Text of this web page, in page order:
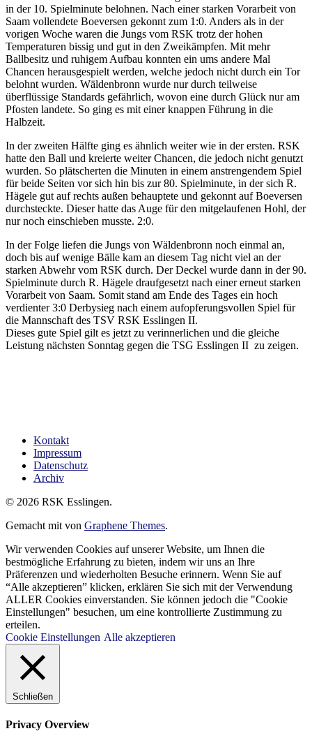
in der 10. Spielminute belohnen. Nach einer starken Vorarbeit von
Saam vollendete Boeversen gekonnt zum 1:0. Anders als in der
vorigen Woche waren die Jungs vom RSK trotz der hohen
Temperaturen bissig und gut in den Zweikämpfen. Mit mehr
Ballbesitz und ruhigem Aufbau konnten ein ums andere Mal
Chancen herausgespielt werden, welche jedoch nicht durch ein Tor
belohnt wurden. Wäldenbronn wurde nur durch teilweise
überflüssige Standards gefährlich, wovon eine durch Glück nur am
Pfosten landete. So ging es mit einer knappen Führung in die
Halbzeit.
In der zweiten Hälfte ging es ähnlich weiter wie in der ersten. RSK
hatte den Ball und kreierte weiter Chancen, die jedoch nicht genutzt
wurden. So plätscherten die Minuten in einem anstrengendem Spiel
für beide Seiten vor sich hin bis zur 80. Spielminute, in der sich R.
Hägele gut auf rechts außen behauptete und gekonnt auf Boeversen
durchsteckte. Dieser hatte das Auge für den mitgelaufenen Hohl, der
nur noch einschieben musste. 2:0.
In der Folge liefen die Jungs von Wäldenbronn noch einmal an,
doch bis auf wenige Bälle kam an diesem Tag nicht viel an der
starken Abwehr vom RSK durch. Der Deckel wurde dann in der 90.
Spielminute durch R. Hägele draufgesetzt nach einer erneut starken
Vorarbeit von Saam. Somit stand am Ende des Tages ein hoch
verdienter 3:0 Derbysieg nach einem aufopferungsvollen Spiel für
die Mannschaft des TSV RSK Esslingen II.
Dieses gute Spiel gilt es jetzt zu verinnerlichen und die gleiche
Leistung nächsten Sonntag gegen die TSG Esslingen II zu zeigen.
Kontakt
Impressum
Datenschutz
Archiv
© 2026 RSK Esslingen.
Gemacht mit von Graphene Themes.
Wir verwenden Cookies auf unserer Website, um Ihnen die
bestmögliche Erfahrung zu bieten, indem wir uns an Ihre
Präferenzen und wiederholten Besuche erinnern. Wenn Sie auf
“Alle akzeptieren” klicken, erklären Sie sich mit der Verwendung
ALLER Cookies einverstanden. Sie können jedoch die "Cookie
Einstellungen" besuchen, um eine kontrollierte Zustimmung zu
erteilen.
Cookie Einstellungen Alle akzeptieren
Schließen
Privacy Overview